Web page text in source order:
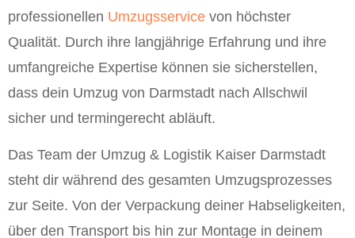
professionellen Umzugsservice von höchster
Qualität. Durch ihre langjährige Erfahrung und ihre
umfangreiche Expertise können sie sicherstellen,
dass dein Umzug von Darmstadt nach Allschwil
sicher und termingerecht abläuft.
Das Team der Umzug & Logistik Kaiser Darmstadt
steht dir während des gesamten Umzugsprozesses
zur Seite. Von der Verpackung deiner Habseligkeiten,
über den Transport bis hin zur Montage in deinem